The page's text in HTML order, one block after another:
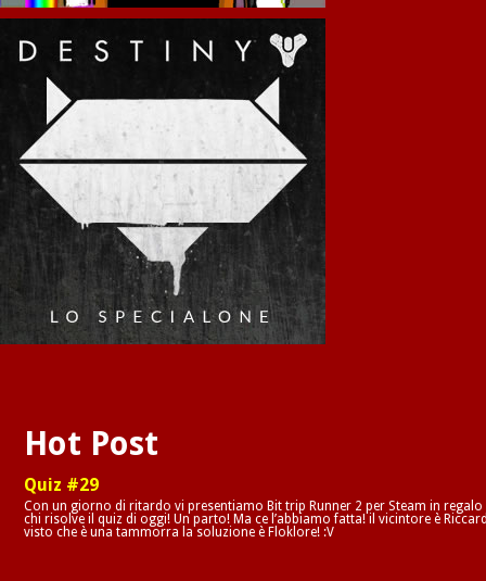
Hot Post
Quiz #29
Con un giorno di ritardo vi presentiamo Bit trip Runner 2 per Steam in regalo
chi risolve il quiz di oggi! Un parto! Ma ce l’abbiamo fatta! il vicintore è
visto che è una tammorra la soluzione è Floklore! :V